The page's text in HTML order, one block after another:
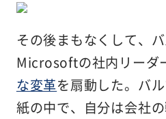
その後まもなくして、バ
Microsoftの社内リーダ
な変革を扇動した。バ
紙の中で、自分は会社